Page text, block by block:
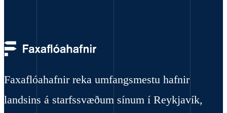
Faxaflóahafnir reka umfangsmestu hafnir
landsins á starfssvæðum sínum í Reykjavík,